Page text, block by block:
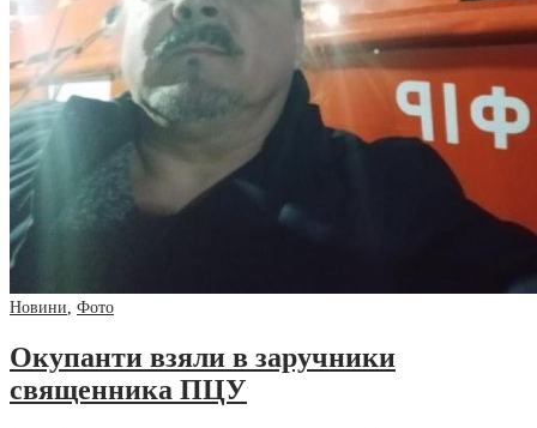
Новини, Фото
Окупанти взяли в заручники
священника ПЦУ